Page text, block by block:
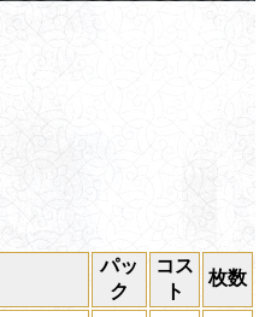
パッ
ク
コス
ト
枚数